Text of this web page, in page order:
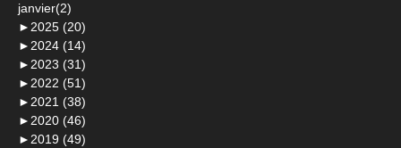
janvier(2)
► 2025 (20)
► 2024 (14)
► 2023 (31)
► 2022 (51)
► 2021 (38)
► 2020 (46)
► 2019 (49)